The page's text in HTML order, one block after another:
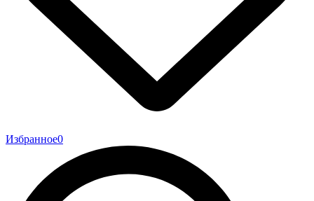
Избранное0